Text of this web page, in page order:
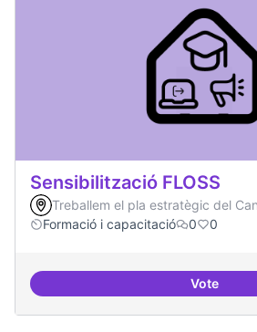
Sensibilització FLOSS
Treballem el pla estratègic del
Formació i capacitació
0 0
Vote